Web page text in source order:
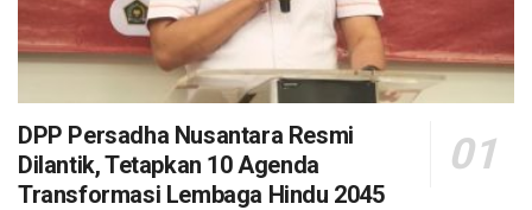
DPP Persadha Nusantara Resmi
Dilantik, Tetapkan 10 Agenda
Transformasi Lembaga Hindu 2045